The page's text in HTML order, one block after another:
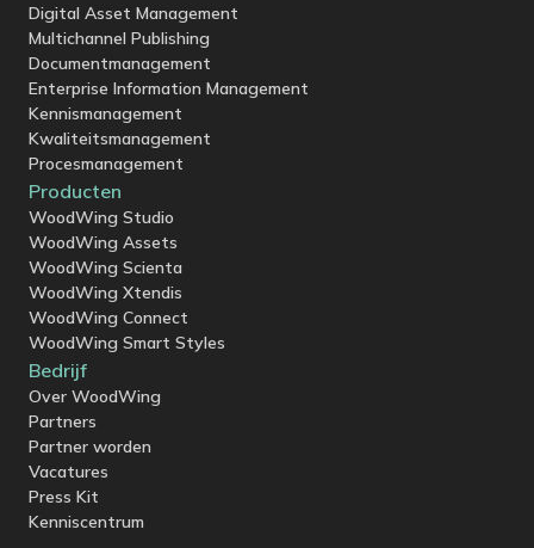
Digital Asset Management
Multichannel Publishing
Documentmanagement
Enterprise Information Management
Kennismanagement
Kwaliteitsmanagement
Procesmanagement
Producten
WoodWing Studio
WoodWing Assets
WoodWing Scienta
WoodWing Xtendis
WoodWing Connect
WoodWing Smart Styles
Bedrijf
Over WoodWing
Partners
Partner worden
Vacatures
Press Kit
Kenniscentrum